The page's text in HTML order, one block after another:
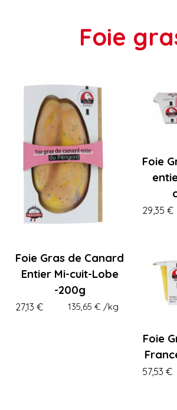
Foie
Foie Gras de Canard
Entier Mi-cuit-Lobe
-200g
27,13 € 135,65 € /kg
Foie
29,35 €
Foie
57,53 €